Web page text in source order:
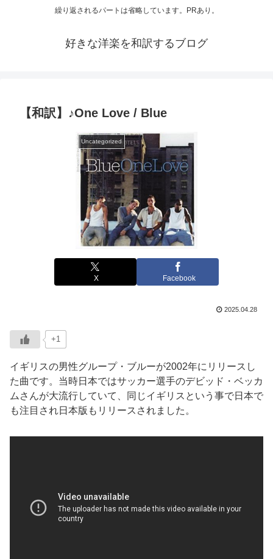
繰り返されるパートは省略しています。PRあり。
好きな洋楽を和訳するブログ
【和訳】♪One Love / Blue
Uncategorized
X Facebook
2025.04.28
+1
イギリスの男性グループ・ブルーが2002年にリリースし
た曲です。当時日本ではサッカー選手のデビッド・ベッカ
ムさんが大流行していて、同じイギリスという事で日本で
も注目され日本版もリリースされました。